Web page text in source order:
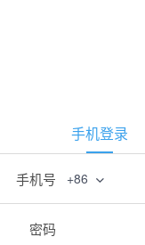
手机登录
手机号 +86
密码